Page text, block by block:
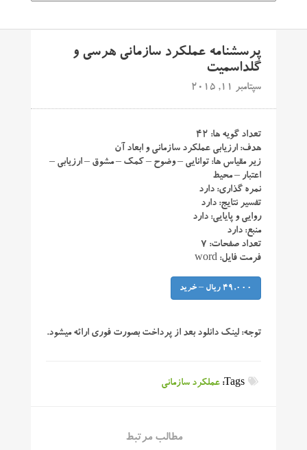
پرسشنامه عملکرد سازمانی هرسی و
گلداسمیت
سپتامبر 11, 2015
تعداد گویه ها: ۴۲
هدف: ارزیابی عملکرد سازمانی و ابعاد آن
زیر مقیاس ها: توانایی – وضوح – کمک – مشوق – ارزیابی –
اعتبار – محیط
نمره گذاری: دارد
تفسیر نتایج: دارد
روایی و پایایی: دارد
منبع: دارد
تعداد صفحات: ۷
فرمت فایل: word
49,000 ریال – خرید
توجه: لینک دانلود بعد از پرداخت بصورت فوری ارائه میشود.
Tags: عملکرد سازمانی
مطالب مرتبط